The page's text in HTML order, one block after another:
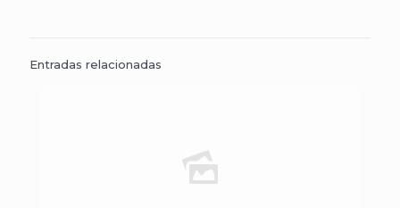
Entradas relacionadas